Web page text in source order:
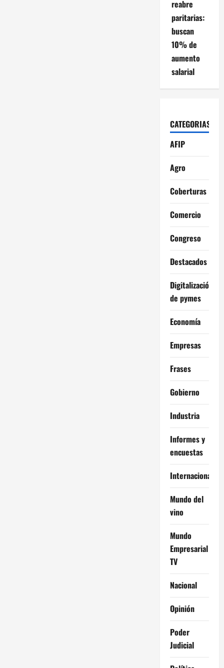
reabre
paritarias:
buscan
10% de
aumento
salarial
CATEGORIAS
AFIP
Agro
Coberturas
Comercio
Congreso
Destacados
Digitalización
de pymes
Economía
Empresas
Frases
Gobierno
Industria
Informes y
encuestas
Internacional
Mundo del
vino
Mundo
Empresarial
TV
Nacional
Opinión
Poder
Judicial